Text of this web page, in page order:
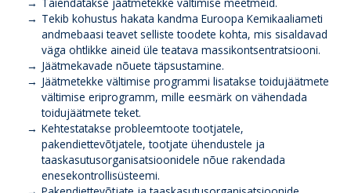
Tekib kohustus hakata kandma Euroopa Kemikaaliameti
andmebaasi teavet selliste toodete kohta, mis sisaldavad
väga ohtlikke aineid üle teatava massikontsentratsiooni.
Jäätmekavade nõuete täpsustamine.
Jäätmetekke vältimise programmi lisatakse toidujäätmete
vältimise eriprogramm, mille eesmärk on vähendada
toidujäätmete teket.
Kehtestatakse probleemtoote tootjatele,
pakendiettevõtjatele, tootjate ühendustele ja
taaskasutusorganisatsioonidele nõue rakendada
enesekontrollisüsteemi.